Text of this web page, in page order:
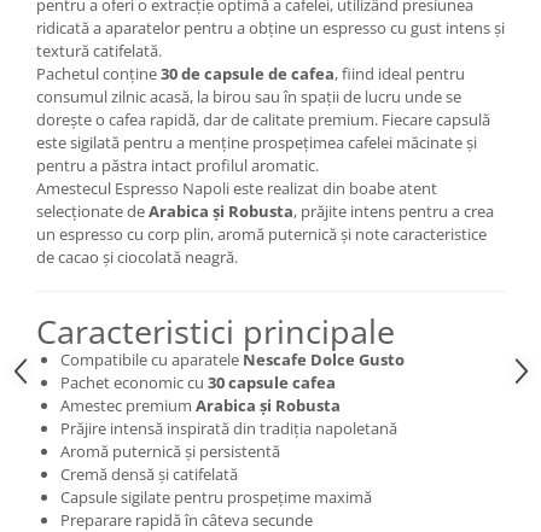
pentru a oferi o extracție optimă a cafelei, utilizând presiunea
ridicată a aparatelor pentru a obține un espresso cu gust intens și
textură catifelată.
Pachetul conține30 de capsule de cafea, fiind ideal pentru
consumul zilnic acasă, la birou sau în spații de lucru unde se
dorește o cafea rapidă, dar de calitate premium. Fiecare capsulă
este sigilată pentru a menține prospețimea cafelei măcinate și
pentru a păstra intact profilul aromatic.
Amestecul Espresso Napoli este realizat din boabe atent
selecționate deArabica și Robusta, prăjite intens pentru a crea
un espresso cu corp plin, aromă puternică și note caracteristice
de cacao și ciocolată neagră.
Caracteristici principale
Compatibile cu aparatele Nescafe Dolce Gusto
Pachet economic cu 30 capsule cafea
Amestec premium Arabica și Robusta
Prăjire intensă inspirată din tradiția napoletană
Aromă puternică și persistentă
Cremă densă și catifelată
Capsule sigilate pentru prospețime maximă
Preparare rapidă în câteva secunde